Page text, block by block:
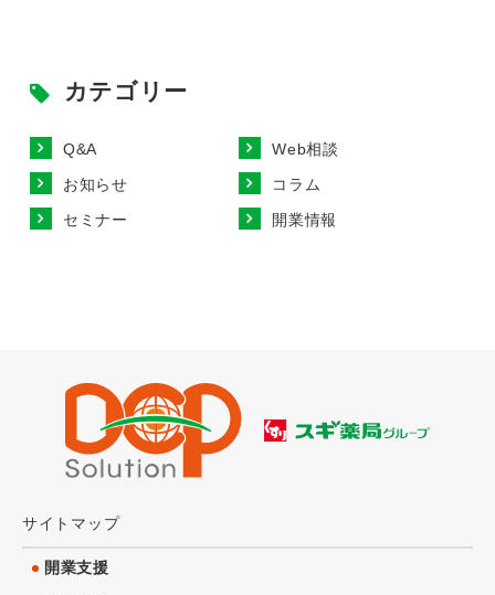
カテゴリー
Q&A
Web相談
お知らせ
コラム
セミナー
開業情報
サイトマップ
開業支援